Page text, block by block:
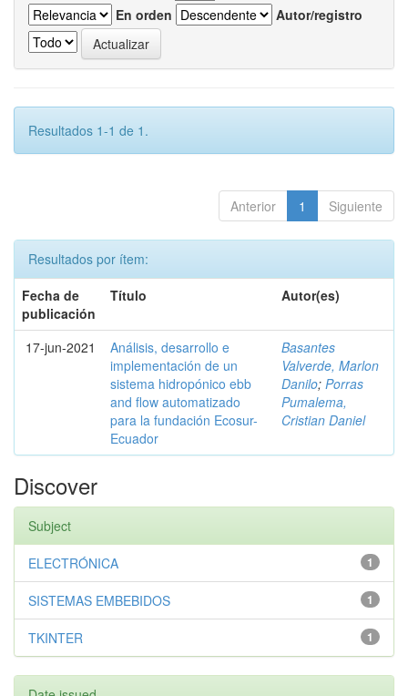
En orden
Autor/registro
Resultados 1-1 de 1.
Anterior 1 Siguiente
Resultados por ítem:
Fecha de
publicación
Título Autor(es)
17-jun-2021
Análisis, desarrollo e
implementación de un
sistema hidropónico ebb
and flow automatizado
para la fundación Ecosur-
Ecuador
Basantes
Valverde, Marlon
Danilo; Porras
Pumalema,
Cristian Daniel
Discover
Subject
1
ELECTRÓNICA
1
SISTEMAS EMBEBIDOS
1
TKINTER